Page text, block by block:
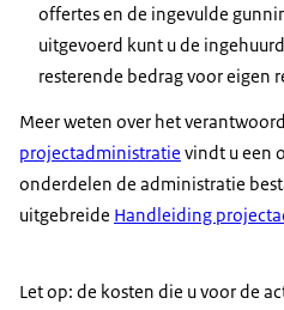
offertes en de ingevulde
uitgevoerd kunt u de
resterende bedrag voor eigen
Meer weten over het
projectadministratie vindt u een
onderdelen de administratie
uitgebreide Handleiding
Let op: de kosten die u voor de